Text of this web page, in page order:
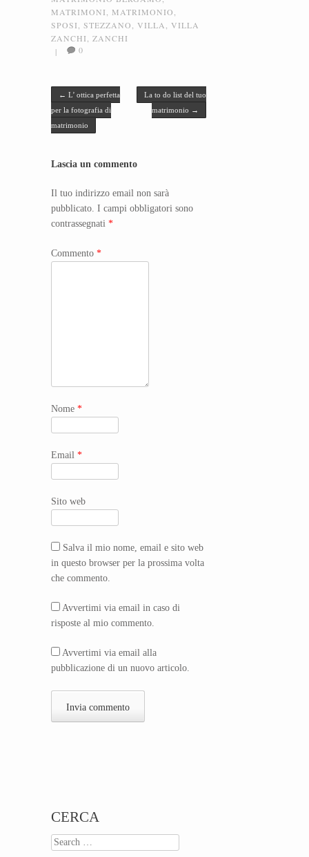
MATRIMONI, MATRIMONIO,
SPOSI, STEZZANO, VILLA, VILLA
ZANCHI, ZANCHI
|
0
Post navigation
← L’ ottica perfetta
per la fotografia di
matrimonio
La to do list del tuo
matrimonio →
Lascia un commento
Il tuo indirizzo email non sarà
pubblicato. I campi obbligatori sono
contrassegnati *
Commento *
Nome *
Email *
Sito web
Salva il mio nome, email e sito web
in questo browser per la prossima volta
che commento.
Avvertimi via email in caso di
risposte al mio commento.
Avvertimi via email alla
pubblicazione di un nuovo articolo.
CERCA
Search